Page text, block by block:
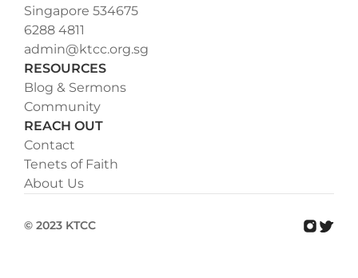
Singapore 534675
6288 4811
admin@ktcc.org.sg
RESOURCES
Blog & Sermons
Community
REACH OUT
Contact
Tenets of Faith
About Us
© 2023 KTCC